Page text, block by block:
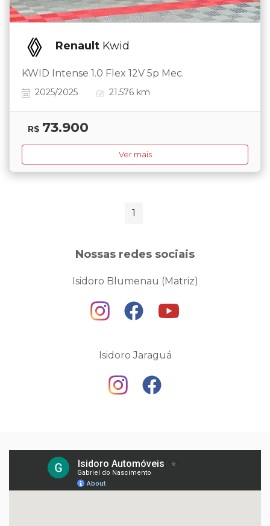
Renault Kwid
KWID Intense 1.0 Flex 12V 5p Mec.
2025/2025 21.576 km
R$ 73.900
Ver mais
1
Nossas redes sociais
Isidoro Blumenau (Matriz)
Isidoro Jaraguá